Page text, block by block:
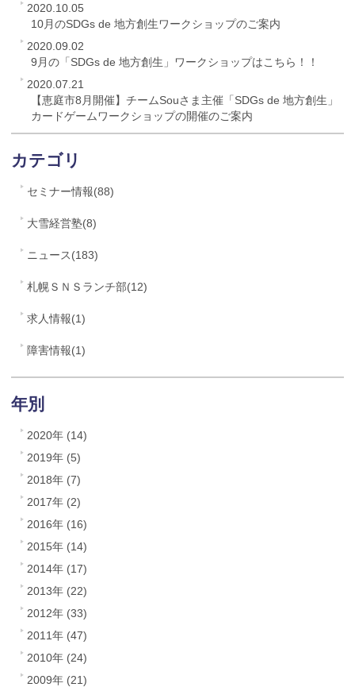
2020.10.05
10月のSDGs de 地方創生ワークショップのご案内
2020.09.02
9月の「SDGs de 地方創生」ワークショップはこちら！！
2020.07.21
【恵庭市8月開催】チームSouさま主催「SDGs de 地方創生」
カードゲームワークショップの開催のご案内
カテゴリ
セミナー情報(88)
大雪経営塾(8)
ニュース(183)
札幌ＳＮＳランチ部(12)
求人情報(1)
障害情報(1)
年別
2020年 (14)
2019年 (5)
2018年 (7)
2017年 (2)
2016年 (16)
2015年 (14)
2014年 (17)
2013年 (22)
2012年 (33)
2011年 (47)
2010年 (24)
2009年 (21)